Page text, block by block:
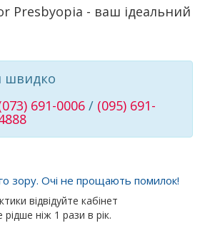
Presbyopia - ваш ідеальний
швидко
691-0006 / (095) 691-
зору. Очі не прощають помилок!
відвідуйте кабінет
ніж 1 рази в рік.